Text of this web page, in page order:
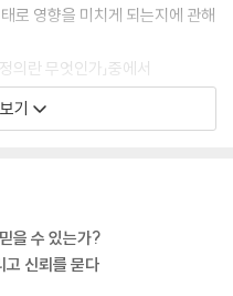
로 영향을 미치게 되는지에 관해
의란 무엇인가」중에서
브에서 동영상을 보고, 넷플릭
이른바 필터 버블(filter bubbl
지게 된다는 주장이 반복적
기
을 수 있는가?
고 신뢰를 묻다